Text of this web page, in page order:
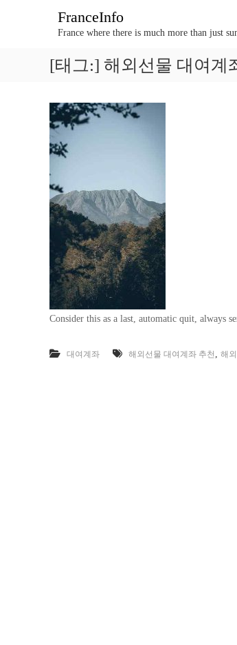
FranceInfo
France where there is much more than just
[태그:] 해외선물 대여계
Consider this as a last, automatic quit, always
대여계좌 해외선물 대여계좌 추천 , 해